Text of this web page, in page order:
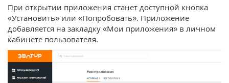
При открытии приложения станет доступной кнопка
«Установить» или «Попробовать». Приложение
добавляется на закладку «Мои приложения» в личном
кабинете пользователя.